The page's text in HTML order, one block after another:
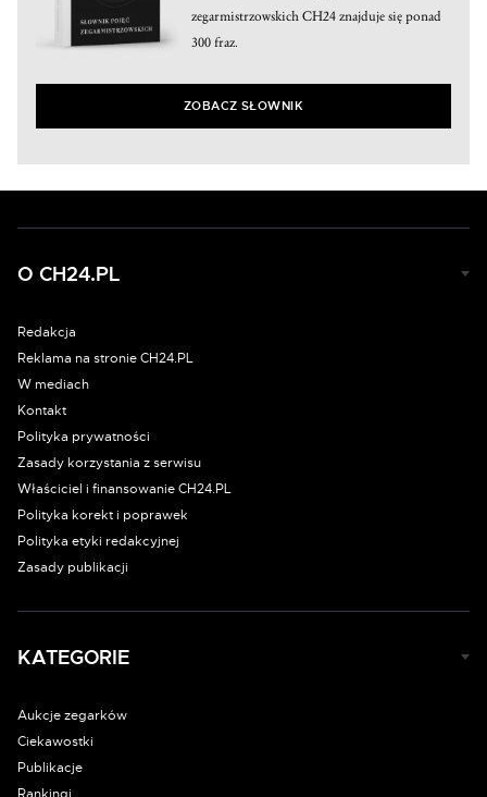
zegarmistrzowskich CH24 znajduje się ponad
300 fraz.
ZOBACZ SŁOWNIK
O CH24.PL
Redakcja
Reklama na stronie CH24.PL
W mediach
Kontakt
Polityka prywatności
Zasady korzystania z serwisu
Właściciel i finansowanie CH24.PL
Polityka korekt i poprawek
Polityka etyki redakcyjnej
Zasady publikacji
KATEGORIE
Aukcje zegarków
Ciekawostki
Publikacje
Rankingi